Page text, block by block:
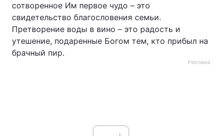
сотворенное Им первое чудо – это
свидетельство благословения семьи.
Претворение воды в вино – это радость и
утешение, подаренные Богом тем, кто прибыл на
брачный пир.
Реклама